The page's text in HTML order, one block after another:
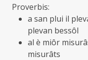
Proverbis:
a san plui il
plevan bessôl
al è miôr
misurâts